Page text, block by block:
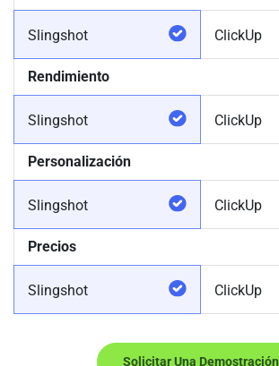
Slingshot ClickUp
Rendimiento
Slingshot ClickUp
Personalización
Slingshot ClickUp
Precios
Slingshot ClickUp
Solicitar Una Demostración